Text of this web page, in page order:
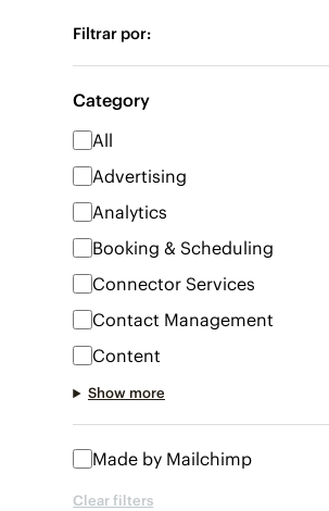
Filtrar por:
Category
All
Advertising
Analytics
Booking & Scheduling
Connector Services
Contact Management
Content
Show more
Made by Mailchimp
Clear filters